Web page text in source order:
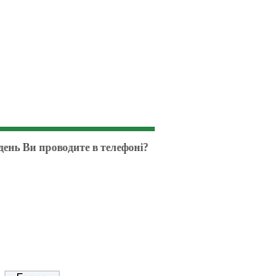
Ви проводите в телефоні?